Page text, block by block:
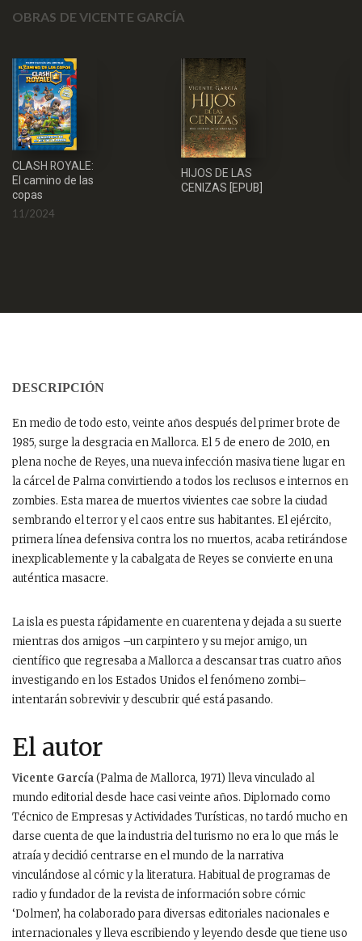
OBRAS DE VICENTE GARCÍA
CLASH ROYALE:
El camino de las
copas
11/2024
HIJOS DE LAS
CENIZAS [EPUB]
DESCRIPCIÓN
En medio de todo esto, veinte años después del primer brote de
1985, surge la desgracia en Mallorca. El 5 de enero de 2010, en
plena noche de Reyes, una nueva infección masiva tiene lugar en
la cárcel de Palma convirtiendo a todos los reclusos e internos en
zombies. Esta marea de muertos vivientes cae sobre la ciudad
sembrando el terror y el caos entre sus habitantes. El ejército,
primera línea defensiva contra los no muertos, acaba retirándose
inexplicablemente y la cabalgata de Reyes se convierte en una
auténtica masacre.
La isla es puesta rápidamente en cuarentena y dejada a su suerte
mientras dos amigos –un carpintero y su mejor amigo, un
científico que regresaba a Mallorca a descansar tras cuatro años
investigando en los Estados Unidos el fenómeno zombi–
intentarán sobrevivir y descubrir qué está pasando.
El autor
Vicente García(Palma de Mallorca, 1971) lleva vinculado al
mundo editorial desde hace casi veinte años. Diplomado como
Técnico de Empresas y Actividades Turísticas, no tardó mucho en
darse cuenta de que la industria del turismo no era lo que más le
atraía y decidió centrarse en el mundo de la narrativa
vinculándose al cómic y la literatura. Habitual de programas de
radio y fundador de la revista de información sobre cómic
‘Dolmen’, ha colaborado para diversas editoriales nacionales e
internacionales y lleva escribiendo y leyendo desde que tiene uso